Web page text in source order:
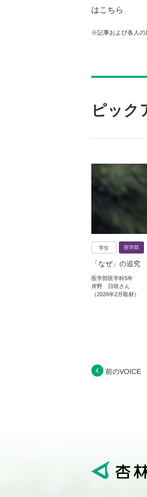
はこちら
※記事および各人の
ピック
学生 医学部
「なぜ」の追究
医学部医学科5年
岸野 日咲さん
（2026年2月取材）
前のVOICE